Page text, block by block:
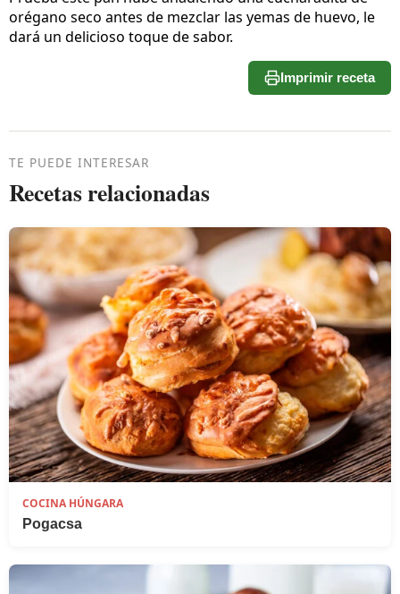
orégano seco antes de mezclar las yemas de huevo, le
dará un delicioso toque de sabor.
Imprimir receta
TE PUEDE INTERESAR
Recetas relacionadas
COCINA HÚNGARA
Pogacsa